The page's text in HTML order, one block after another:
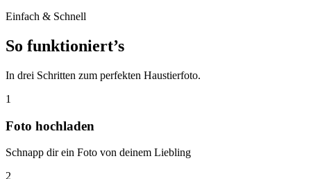
Einfach & Schnell
So funktioniert’s
In drei Schritten zum perfekten Haustierfoto.
1
Foto hochladen
Schnapp dir ein Foto von deinem Liebling
2